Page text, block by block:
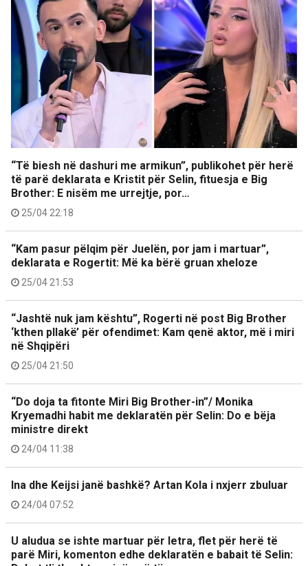
“Të biesh në dashuri me armikun”, publikohet për herë
të parë deklarata e Kristit për Selin, fituesja e Big
Brother: E nisëm me urrejtje, por…
25/04 22:18
“Kam pasur pëlqim për Juelën, por jam i martuar”,
deklarata e Rogertit: Më ka bërë gruan xheloze
25/04 21:53
“Jashtë nuk jam kështu”, Rogerti në post Big Brother
‘kthen pllakë’ për ofendimet: Kam qenë aktor, më i miri
në Shqipëri
25/04 21:50
“Do doja ta fitonte Miri Big Brother-in”/ Monika
Kryemadhi habit me deklaratën për Selin: Do e bëja
ministre direkt
24/04 11:38
Ina dhe Keijsi janë bashkë? Artan Kola i nxjerr zbuluar
24/04 07:52
U aludua se ishte martuar për letra, flet për herë të
parë Miri, komenton edhe deklaratën e babait të Selin: